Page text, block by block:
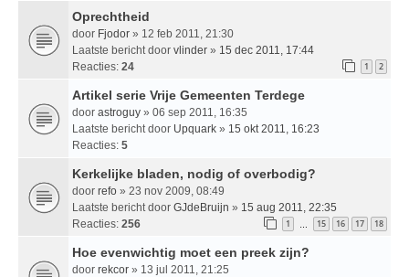
Oprechtheid
door Fjodor » 12 feb 2011, 21:30
Laatste bericht door vlinder » 15 dec 2011, 17:44
Reacties: 24 1 2
Artikel serie Vrije Gemeenten Terdege
door astroguy » 06 sep 2011, 16:35
Laatste bericht door Upquark » 15 okt 2011, 16:23
Reacties: 5
Kerkelijke bladen, nodig of overbodig?
door refo » 23 nov 2009, 08:49
Laatste bericht door GJdeBruijn » 15 aug 2011, 22:35
Reacties: 256 1 … 15 16 17 18
Hoe evenwichtig moet een preek zijn?
door rekcor » 13 jul 2011, 21:25